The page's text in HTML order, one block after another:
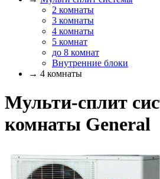
2 комнаты
3 комнаты
4 комнаты
5 комнат
до 8 комнат
Внутренние блоки
→ 4 комнаты
Мульти-сплит
комнаты General